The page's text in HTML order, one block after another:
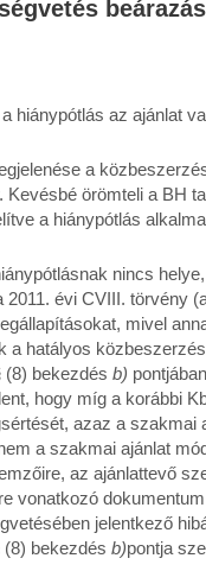
hiánypótlás az ajánlat
a
Kevésbé örömteli a BH
a hiánypótlás
nincs
évi CVIII. törvény
mivel
a hatályos
(8) bekezdés b)
hogy míg a korábbi
azaz a szakmai
a szakmai ajánlat
az ajánlattevő
vonatkozó
jelentkező
bekezdés b)pontja